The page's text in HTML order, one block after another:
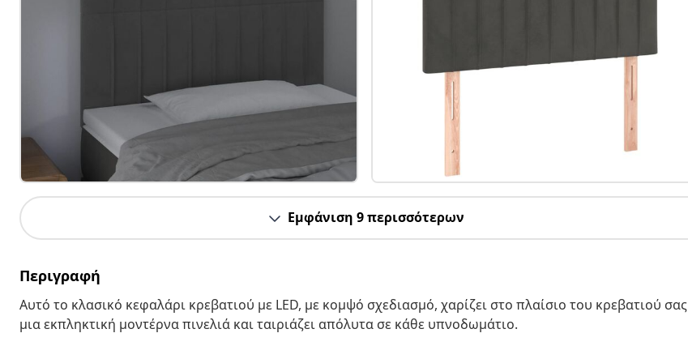
Εμφάνιση 9 περισσότερων
Περιγραφή
Αυτό το κλασικό κεφαλάρι κρεβατιού με LED, με κομψό σχεδιασμό, χαρίζει στο πλαίσιο του κρεβατιού σας
μια εκπληκτική μοντέρνα πινελιά και ταιριάζει απόλυτα σε κάθε υπνοδωμάτιο.